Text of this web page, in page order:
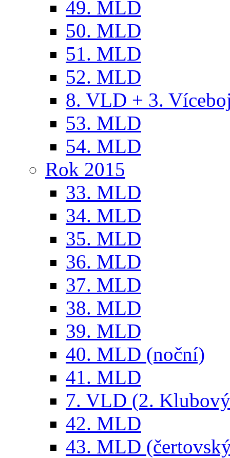
49. MLD
50. MLD
51. MLD
52. MLD
8. VLD + 3.
53. MLD
54. MLD
Rok 2015
33. MLD
34. MLD
35. MLD
36. MLD
37. MLD
38. MLD
39. MLD
40. MLD (noční)
41. MLD
7. VLD (2.
42. MLD
43. MLD